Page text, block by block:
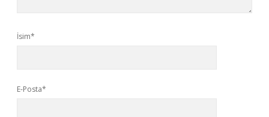
İsim*
E-Posta*